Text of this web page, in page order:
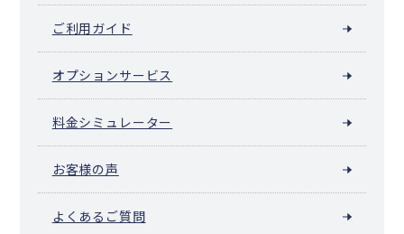
ご利用ガイド
オプションサービス
料金シミュレーター
お客様の声
よくあるご質問